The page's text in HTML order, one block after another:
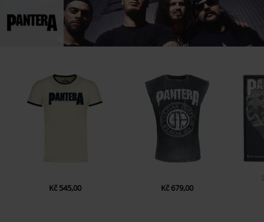
Kč 545,00 Kč 679,00